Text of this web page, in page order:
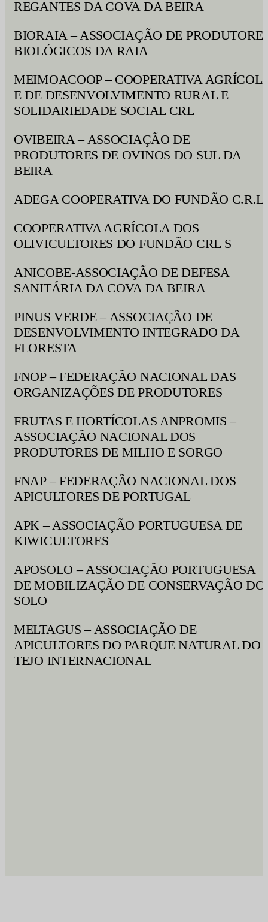
REGANTES DA COVA DA BEIRA
BIORAIA – ASSOCIAÇÃO DE
BIOLÓGICOS DA RAIA
MEIMOACOOP – COOPERATIVA
E DE DESENVOLVIMENTO RURAL E
SOLIDARIEDADE SOCIAL CRL
OVIBEIRA – ASSOCIAÇÃO DE
PRODUTORES DE OVINOS DO SUL DA
BEIRA
ADEGA COOPERATIVA DO FUNDÃO C.R.L.
COOPERATIVA AGRÍCOLA DOS
OLIVICULTORES DO FUNDÃO CRL S
ANICOBE-ASSOCIAÇÃO DE DEFESA
SANITÁRIA DA COVA DA BEIRA
PINUS VERDE – ASSOCIAÇÃO DE
DESENVOLVIMENTO INTEGRADO DA
FLORESTA
FNOP – FEDERAÇÃO NACIONAL DAS
ORGANIZAÇÕES DE PRODUTORES
FRUTAS E HORTÍCOLAS ANPROMIS –
ASSOCIAÇÃO NACIONAL DOS
PRODUTORES DE MILHO E SORGO
FNAP – FEDERAÇÃO NACIONAL DOS
APICULTORES DE PORTUGAL
APK – ASSOCIAÇÃO PORTUGUESA DE
KIWICULTORES
APOSOLO – ASSOCIAÇÃO PORTUGUESA
DE MOBILIZAÇÃO DE CONSERVAÇÃO DO
SOLO
MELTAGUS – ASSOCIAÇÃO DE
APICULTORES DO PARQUE NATURAL DO
TEJO INTERNACIONAL